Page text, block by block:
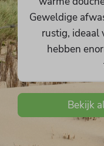
Geweldige
rustig, ideaal
hebben
Bekijk